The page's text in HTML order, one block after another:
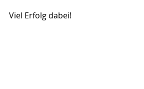
Viel Erfolg dabei!